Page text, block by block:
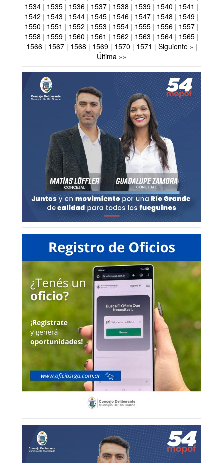
1534 | 1535 | 1536 | 1537 | 1538 | 1539 | 1540 | 1541 |
1542 | 1543 | 1544 | 1545 | 1546 | 1547 | 1548 | 1549 |
1550 | 1551 | 1552 | 1553 | 1554 | 1555 | 1556 | 1557 |
1558 | 1559 | 1560 | 1561 | 1562 | 1563 | 1564 | 1565 |
1566| 1567| 1568 | 1569| 1570 | 1571 | Siguiente » |
Última »»